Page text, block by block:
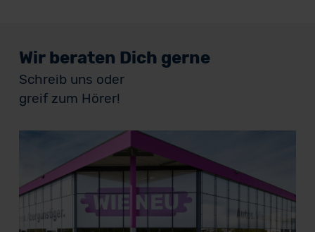
Wir beraten Dich gerne
Schreib uns oder
greif zum Hörer!